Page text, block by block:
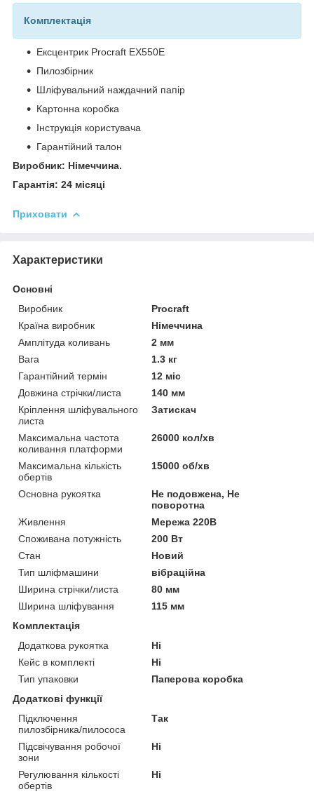
Комплектація
Ексцентрик Procraft EX550E
Пилозбірник
Шліфувальний наждачний папір
Картонна коробка
Інструкція користувача
Гарантійний талон
Виробник: Німеччина.
Гарантія: 24 місяці
Приховати
Характеристики
Основні
Виробник
Procraft
Країна виробник
Німеччина
Амплітуда коливань
2 мм
Вага
1.3 кг
Гарантійний термін
12 міс
Довжина стрічки/листа
140 мм
Кріплення шліфувального
листа
Затискач
Максимальна частота
коливання платформи
26000 кол/хв
Максимальна кількість
обертів
15000 об/хв
Основна рукоятка
Не подовжена, Не
поворотна
Живлення
Мережа 220В
Споживана потужність
200 Вт
Стан
Новий
Тип шліфмашини
вібраційна
Ширина стрічки/листа
80 мм
Ширина шліфування
115 мм
Комплектація
Додаткова рукоятка
Ні
Кейс в комплекті
Ні
Тип упаковки
Паперова коробка
Додаткові функції
Підключення
пилозбірника/пилососа
Так
Підсвічування робочої
зони
Ні
Регулювання кількості
обертів
Ні